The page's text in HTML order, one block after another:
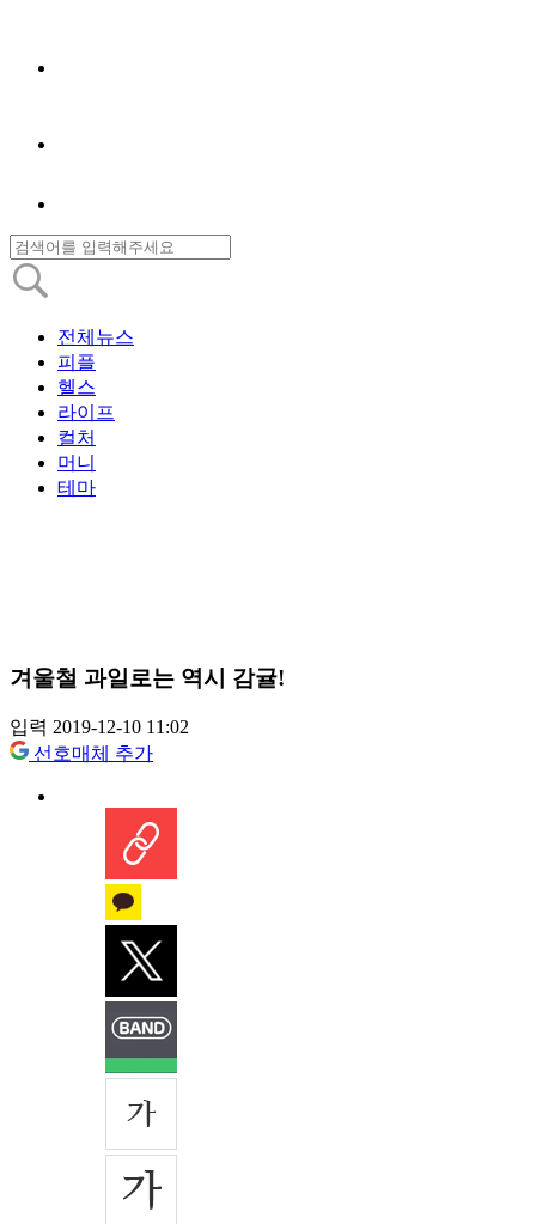
전체뉴스
피플
헬스
라이프
컬처
머니
테마
겨울철 과일로는 역시 감귤!
입력 2019-12-10 11:02
선호매체 추가